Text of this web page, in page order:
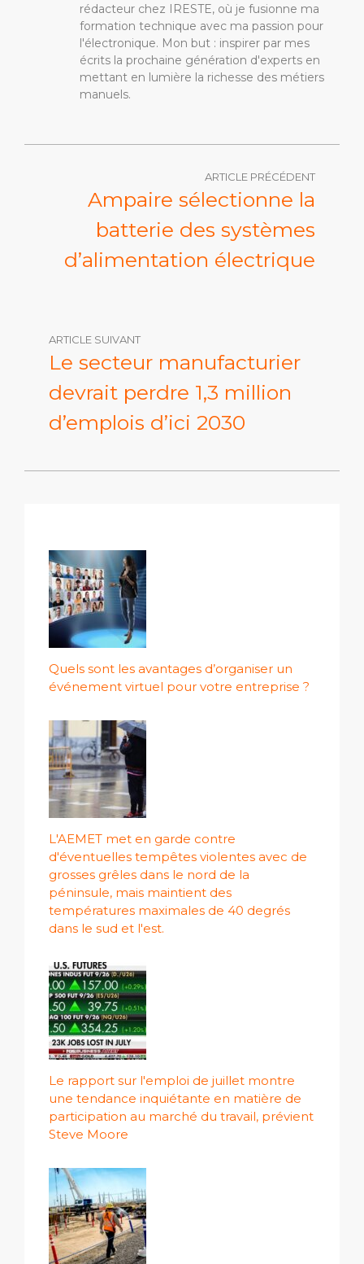
rédacteur chez IRESTE, où je fusionne ma
formation technique avec ma passion pour
l'électronique. Mon but : inspirer par mes
écrits la prochaine génération d'experts en
mettant en lumière la richesse des métiers
manuels.
ARTICLE PRÉCÉDENT
Ampaire sélectionne la
batterie des systèmes
d’alimentation électrique
ARTICLE SUIVANT
Le secteur manufacturier
devrait perdre 1,3 million
d’emplois d’ici 2030
Quels sont les avantages d’organiser un
événement virtuel pour votre entreprise ?
L'AEMET met en garde contre
d'éventuelles tempêtes violentes avec de
grosses grêles dans le nord de la
péninsule, mais maintient des
températures maximales de 40 degrés
dans le sud et l'est.
Le rapport sur l'emploi de juillet montre
une tendance inquiétante en matière de
participation au marché du travail, prévient
Steve Moore